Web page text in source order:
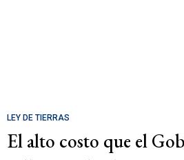
LEY DE TIERRAS
El alto costo que el